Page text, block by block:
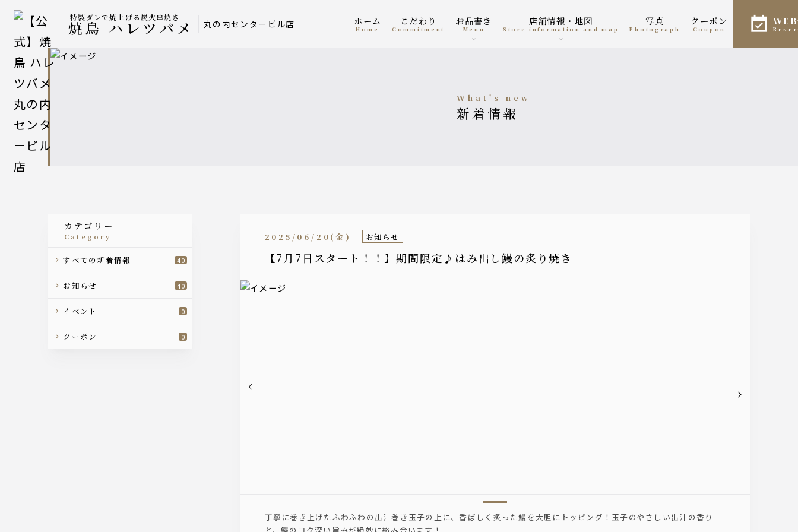
特製ダレで焼上げる炭火串焼き
焼鳥 ハレツバメ 丸の内センタービル店 ホーム
home
こだわり
Commitment
お品書き
menu
店舗情報・地図
Store information and map
写真
photograph
クーポン
coupon
what's new
新着情報
【7月7日スタート！！】期間限定♪はみ出し鰻の炙り焼き
2025/06/20(金) お知らせ
丁寧に巻き上げたふわふわの出汁巻き玉子の上に、香ばしく炙った鰻を大胆にトッピング！玉子のやさしい出汁の香り
と、鰻のコク深い旨みが絶妙に絡み合います！
カテゴリー
category
すべての新着情報 40
お知らせ 40
イベント 0
クーポン 0